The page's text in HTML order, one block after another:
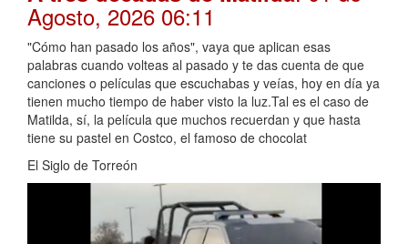
Agosto, 2026 06:11
"Cómo han pasado los años", vaya que aplican esas
palabras cuando volteas al pasado y te das cuenta de que
canciones o películas que escuchabas y veías, hoy en día ya
tienen mucho tiempo de haber visto la luz.Tal es el caso de
Matilda, sí, la película que muchos recuerdan y que hasta
tiene su pastel en Costco, el famoso de chocolat
El Siglo de Torreón